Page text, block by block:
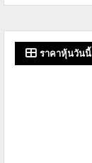
ราคาหุ้นวันนี้